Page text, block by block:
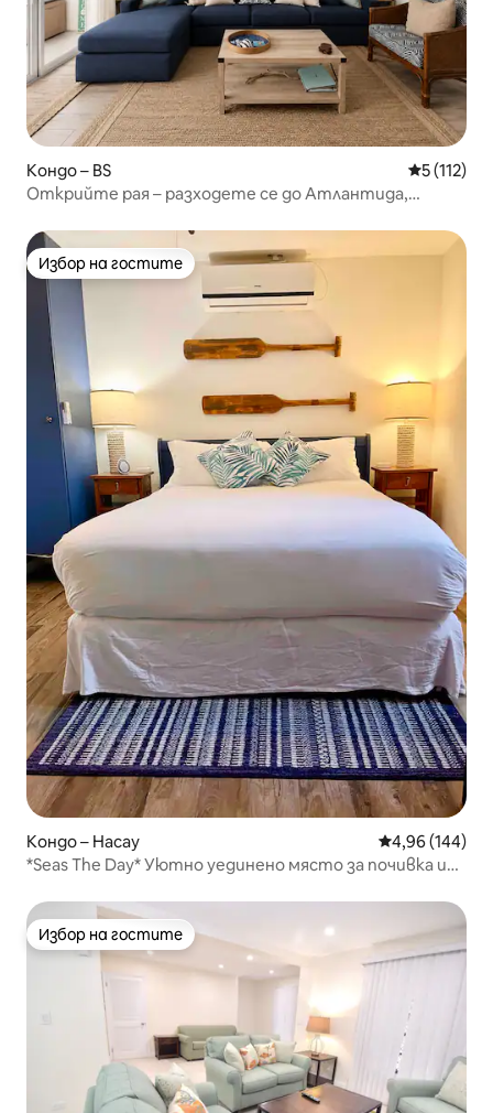
Кондо – BS Средна
5 (112)
Открийте рая – разходете се до Атлантида,
Избор на гостите
Избор на гостите
Кондо – Насау Средна
4,96 (144)
*Seas The Day* Уютно уединено място за почивка и
Избор на гостите
Избор на гостите